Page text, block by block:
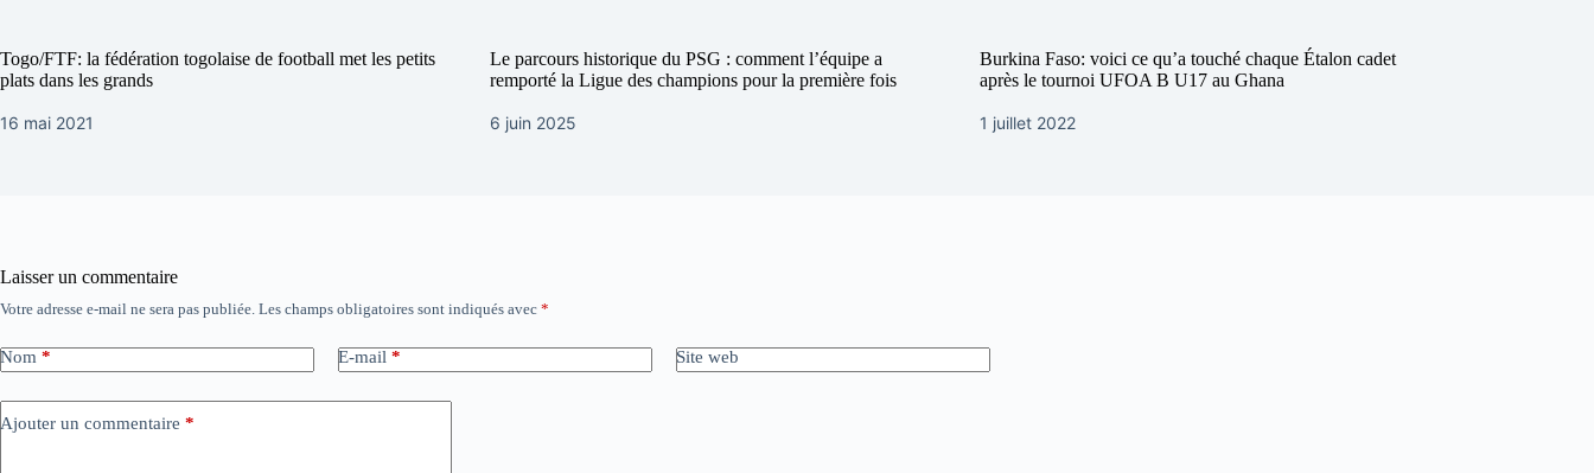
Togo/FTF: la fédération togolaise de football met les petits
plats dans les grands
16 mai 2021
Le parcours historique du PSG : comment l’équipe a
remporté la Ligue des champions pour la première fois
6 juin 2025
Burkina Faso: voici ce qu’a touché chaque Étalon cadet
après le tournoi UFOA B U17 au Ghana
1 juillet 2022
Laisser un commentaire
Votre adresse e-mail ne sera pas publiée. Les champs obligatoires sont indiqués avec *
Nom * E-mail * Site web
Ajouter un commentaire *